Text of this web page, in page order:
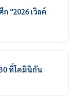
"2026 เวิลด์
ที่โดมินิกัน